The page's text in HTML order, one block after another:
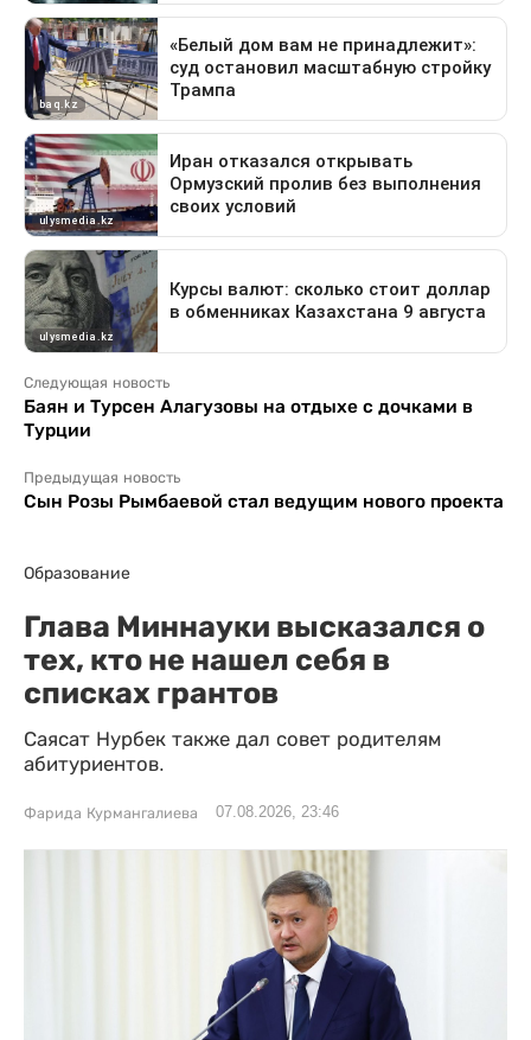
Следующая новость
Баян и Турсен Алагузовы на отдыхе с дочками в
Турции
Предыдущая новость
Сын Розы Рымбаевой стал ведущим нового проекта
Образование
Глава Миннауки высказался о
тех, кто не нашел себя в
списках грантов
Саясат Нурбек также дал совет родителям
абитуриентов.
Фарида Курмангалиева 07.08.2026, 23:46